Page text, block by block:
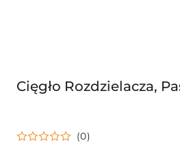
Cięgło Rozdzielacza,
(0)